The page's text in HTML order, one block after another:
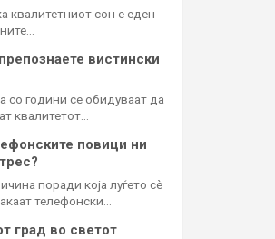
квалитетниот сон е еден
вистински
со години се обидуваат да
квалитетот…
повици ни
поради која луѓето сè
телефонски…
град во светот